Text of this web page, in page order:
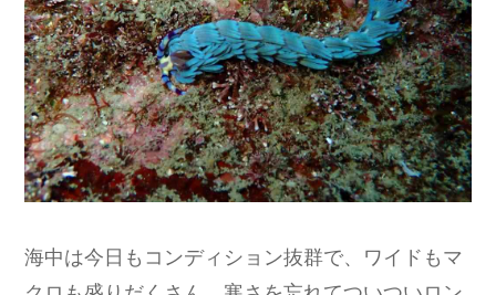
海中は今日もコンディション抜群で、ワイドもマ